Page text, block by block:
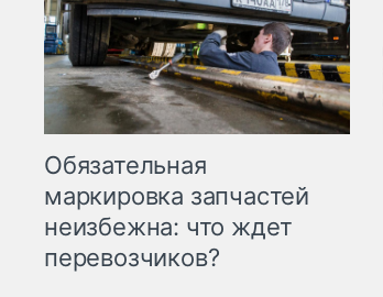
Обязательная
маркировка запчастей
неизбежна: что ждет
перевозчиков?